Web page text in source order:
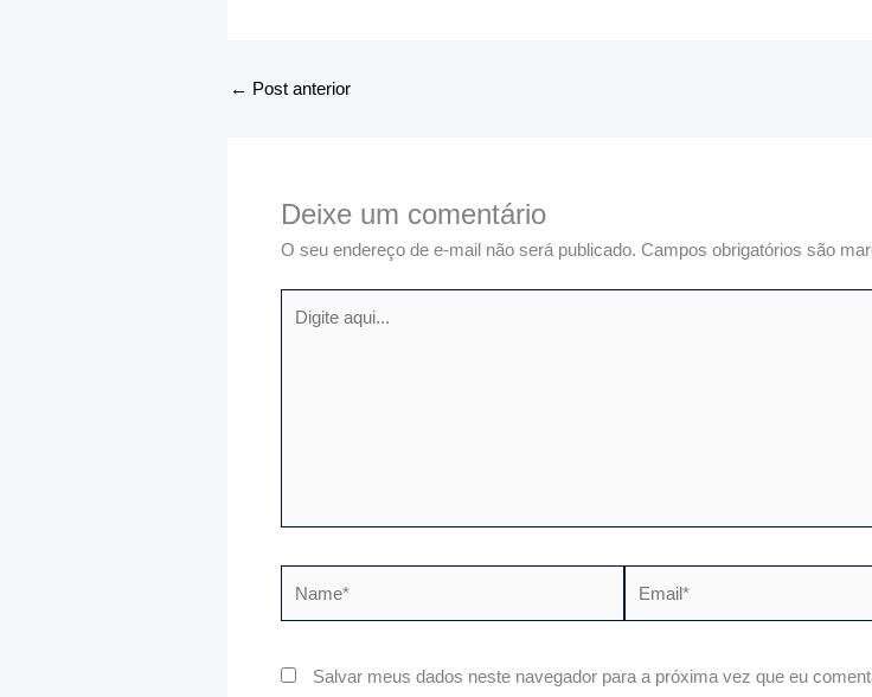
← Post anterior
Deixe um comentário
O seu endereço de e-mail não será publicado. Campos obrigatórios são
aqui...
Salvar meus dados neste navegador para a próxima vez que eu